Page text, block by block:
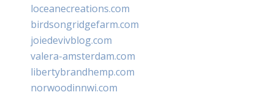
loceanecreations.com
birdsongridgefarm.com
joiedevivblog.com
valera-amsterdam.com
libertybrandhemp.com
norwoodinnwi.com